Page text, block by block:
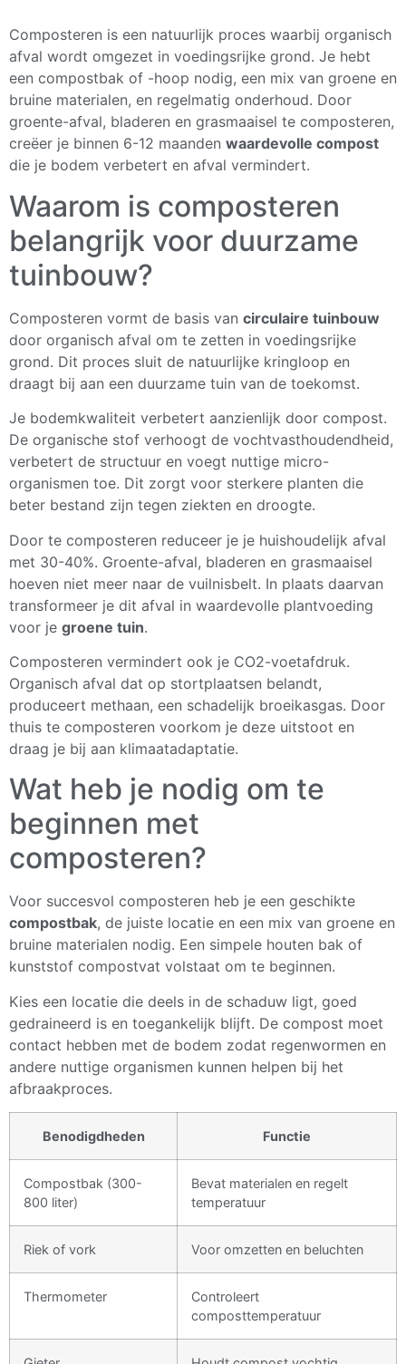
Composteren is een natuurlijk proces waarbij organisch
afval wordt omgezet in voedingsrijke grond. Je hebt
een compostbak of -hoop nodig, een mix van groene en
bruine materialen, en regelmatig onderhoud. Door
groente-afval, bladeren en grasmaaisel te composteren,
creëer je binnen 6-12 maanden waardevolle compost
die je bodem verbetert en afval vermindert.
Waarom is composteren
belangrijk voor duurzame
tuinbouw?
Composteren vormt de basis van circulaire tuinbouw
door organisch afval om te zetten in voedingsrijke
grond. Dit proces sluit de natuurlijke kringloop en
draagt bij aan een duurzame tuin van de toekomst.
Je bodemkwaliteit verbetert aanzienlijk door compost.
De organische stof verhoogt de vochtvasthoudendheid,
verbetert de structuur en voegt nuttige micro-
organismen toe. Dit zorgt voor sterkere planten die
beter bestand zijn tegen ziekten en droogte.
Door te composteren reduceer je je huishoudelijk afval
met 30-40%. Groente-afval, bladeren en grasmaaisel
hoeven niet meer naar de vuilnisbelt. In plaats daarvan
transformeer je dit afval in waardevolle plantvoeding
voor je groene tuin.
Composteren vermindert ook je CO2-voetafdruk.
Organisch afval dat op stortplaatsen belandt,
produceert methaan, een schadelijk broeikasgas. Door
thuis te composteren voorkom je deze uitstoot en
draag je bij aan klimaatadaptatie.
Wat heb je nodig om te
beginnen met
composteren?
Voor succesvol composteren heb je een geschikte
compostbak, de juiste locatie en een mix van groene en
bruine materialen nodig. Een simpele houten bak of
kunststof compostvat volstaat om te beginnen.
Kies een locatie die deels in de schaduw ligt, goed
gedraineerd is en toegankelijk blijft. De compost moet
contact hebben met de bodem zodat regenwormen en
andere nuttige organismen kunnen helpen bij het
afbraakproces.
Benodigdheden Functie
Compostbak (300-
800 liter)
Bevat materialen en regelt
temperatuur
Riek of vork Voor omzetten en beluchten
Thermometer
Controleert
composttemperatuur